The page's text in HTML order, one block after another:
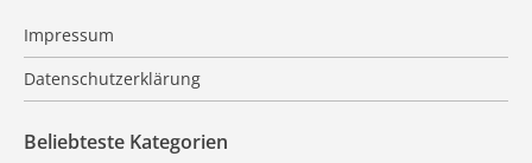
Impressum
Datenschutzerklärung
Beliebteste Kategorien